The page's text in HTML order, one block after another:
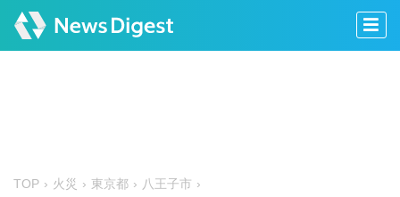
TOP 火災 東京都 八王子市